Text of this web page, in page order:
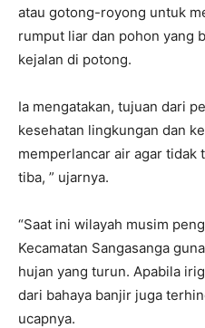
atau gotong-royong untuk
rumput liar dan pohon yang
kejalan di potong.
Ia mengatakan, tujuan dari
kesehatan lingkungan dan
memperlancar air agar tidak
tiba, ” ujarnya.
“Saat ini wilayah musim
Kecamatan Sangasanga
hujan yang turun. Apabila
dari bahaya banjir juga
ucapnya.